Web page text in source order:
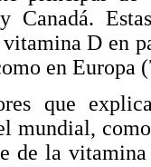
Canadá.
D en
en Europa
que
mundial,
de la